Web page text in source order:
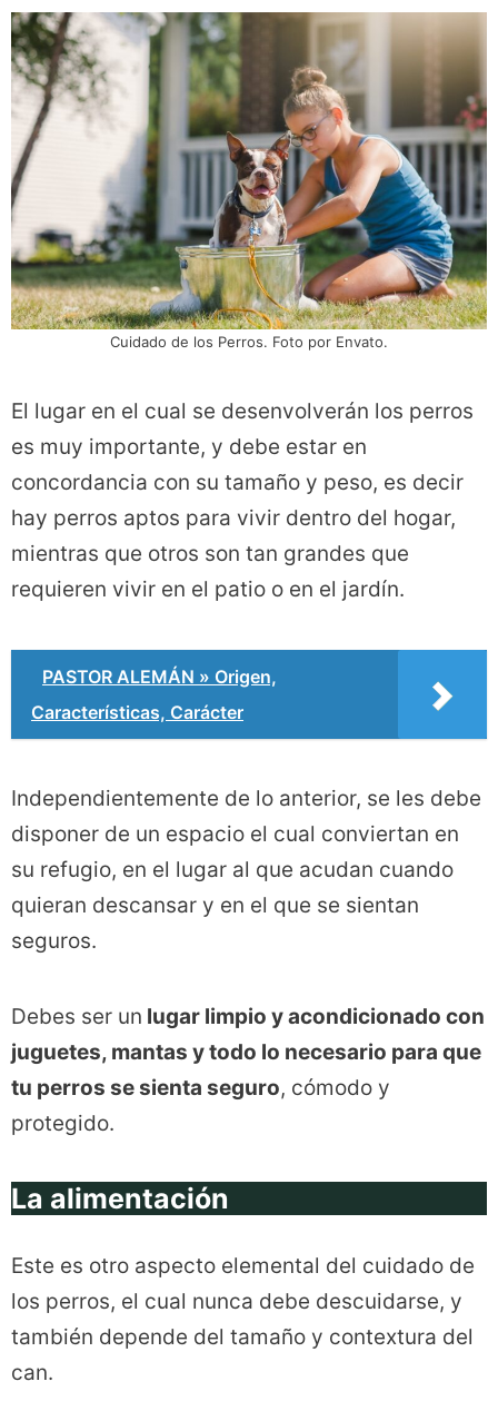
Cuidado de los Perros. Foto por Envato.
El lugar en el cual se desenvolverán los perros
es muy importante, y debe estar en
concordancia con su tamaño y peso, es decir
hay perros aptos para vivir dentro del hogar,
mientras que otros son tan grandes que
requieren vivir en el patio o en el jardín.
PASTOR ALEMÁN » Origen,
Características, Carácter
Independientemente de lo anterior, se les debe
disponer de un espacio el cual conviertan en
su refugio, en el lugar al que acudan cuando
quieran descansar y en el que se sientan
seguros.
Debes ser un lugar limpio y acondicionado con
juguetes, mantas y todo lo necesario para que
tu perros se sienta seguro, cómodo y
protegido.
La alimentación
Este es otro aspecto elemental del cuidado de
los perros, el cual nunca debe descuidarse, y
también depende del tamaño y contextura del
can.